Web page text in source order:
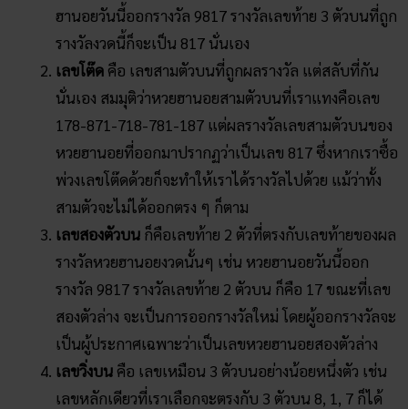
ฮานอยวันนี้ออกรางวัล 9817 รางวัลเลขท้าย 3 ตัวบนที่ถูก
รางวัลงวดนี้ก็จะเป็น 817 นั่นเอง
เลขโต๊ด คือ เลขสามตัวบนที่ถูกผลรางวัล แต่สลับที่กัน
นั่นเอง สมมุติว่าหวยฮานอยสามตัวบนที่เราแทงคือเลข
178-871-718-781-187 แต่ผลรางวัลเลขสามตัวบนของ
หวยฮานอยที่ออกมาปรากฏว่าเป็นเลข 817 ซึ่งหากเราซื้อ
พ่วงเลขโต๊ดด้วยก็จะทำให้เราได้รางวัลไปด้วย แม้ว่าทั้ง
สามตัวจะไม่ได้ออกตรง ๆ ก็ตาม
เลขสองตัวบน ก็คือเลขท้าย 2 ตัวที่ตรงกับเลขท้ายของผล
รางวัลหวยฮานอยงวดนั้นๆ เช่น หวยฮานอยวันนี้ออก
รางวัล 9817 รางวัลเลขท้าย 2 ตัวบน ก็คือ 17 ขณะที่เลข
สองตัวล่าง จะเป็นการออกรางวัลใหม่ โดยผู้ออกรางวัลจะ
เป็นผู้ประกาศเฉพาะว่าเป็นเลขหวยฮานอยสองตัวล่าง
เลขวิ่งบน คือ เลขเหมือน 3 ตัวบนอย่างน้อยหนึ่งตัว เช่น
เลขหลักเดียวที่เราเลือกจะตรงกับ 3 ตัวบน 8, 1, 7 ก็ได้